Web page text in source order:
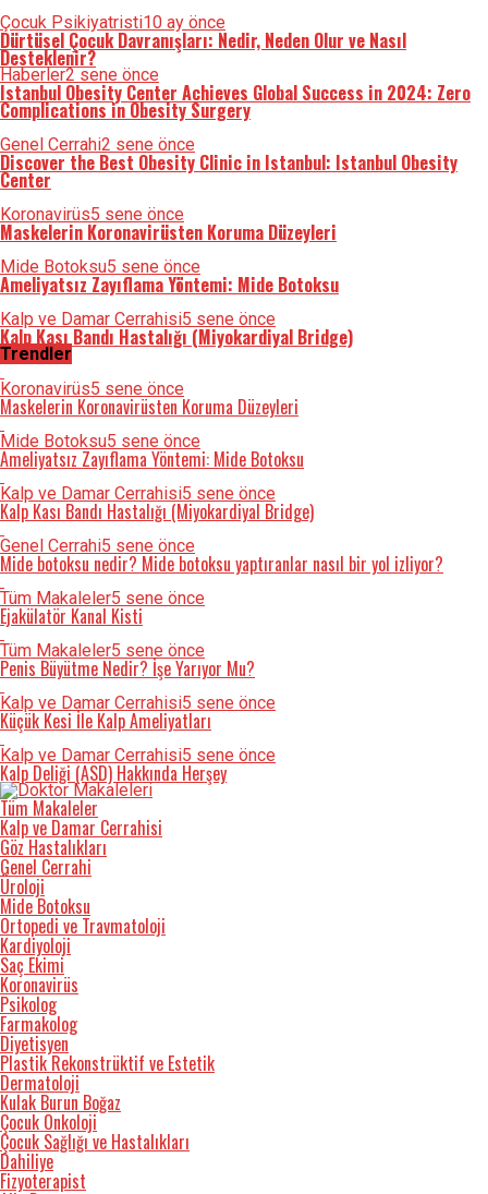
Çocuk Psikiyatristi10 ay önce
Dürtüsel Çocuk Davranışları: Nedir, Neden Olur ve Nasıl
Desteklenir?
Haberler2 sene önce
Istanbul Obesity Center Achieves Global Success in 2024: Zero
Complications in Obesity Surgery
Genel Cerrahi2 sene önce
Discover the Best Obesity Clinic in Istanbul: Istanbul Obesity
Center
Koronavirüs5 sene önce
Maskelerin Koronavirüsten Koruma Düzeyleri
Mide Botoksu5 sene önce
Ameliyatsız Zayıflama Yöntemi: Mide Botoksu
Kalp ve Damar Cerrahisi5 sene önce
Kalp Kası Bandı Hastalığı (Miyokardiyal Bridge)
Trendler
Koronavirüs5 sene önce
Maskelerin Koronavirüsten Koruma Düzeyleri
Mide Botoksu5 sene önce
Ameliyatsız Zayıflama Yöntemi: Mide Botoksu
Kalp ve Damar Cerrahisi5 sene önce
Kalp Kası Bandı Hastalığı (Miyokardiyal Bridge)
Genel Cerrahi5 sene önce
Mide botoksu nedir? Mide botoksu yaptıranlar nasıl bir yol izliyor?
Tüm Makaleler5 sene önce
Ejakülatör Kanal Kisti
Tüm Makaleler5 sene önce
Penis Büyütme Nedir? İşe Yarıyor Mu?
Kalp ve Damar Cerrahisi5 sene önce
Küçük Kesi İle Kalp Ameliyatları
Kalp ve Damar Cerrahisi5 sene önce
Kalp Deliği (ASD) Hakkında Herşey
Tüm Makaleler
Kalp ve Damar Cerrahisi
Göz Hastalıkları
Genel Cerrahi
Üroloji
Mide Botoksu
Ortopedi ve Travmatoloji
Kardiyoloji
Saç Ekimi
Koronavirüs
Psikolog
Farmakolog
Diyetisyen
Plastik Rekonstrüktif ve Estetik
Dermatoloji
Kulak Burun Boğaz
Çocuk Onkoloji
Çocuk Sağlığı ve Hastalıkları
Dahiliye
Fizyoterapist